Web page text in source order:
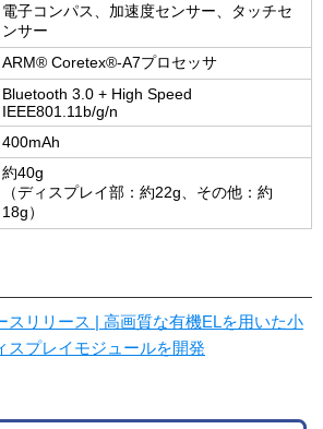
電子コンパス、加速度センサー、タッチセ
ンサー
ARM® Coretex®-A7プロセッサ
Bluetooth 3.0 + High Speed
IEEE801.11b/g/n
400mAh
約40g
（ディスプレイ部：約22g、その他：約
18g）
スリリース | 高画質な有機ELを用いた小
スプレイモジュールを開発